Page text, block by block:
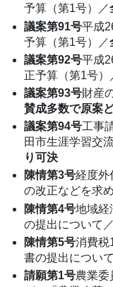
予算（第1号）／
議案第91号平成
予算（第1号）／
議案第92号平成
正予算（第1号）
議案第93号財産
賛成多数で原案
議案第94号工事
田市生涯学習交
り可決
陳情第3号経度外
の改正などを求
陳情第4号地域経
の提出について／
陳情第5号消費税
書の提出につい
請願第1号農業委